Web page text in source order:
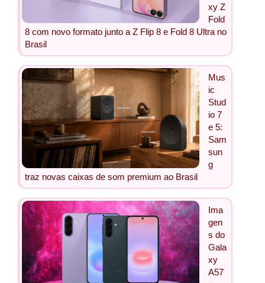
xy Z
Fold
8 com novo formato junto a Z Flip 8 e Fold 8 Ultra no
Brasil
Mus
ic
Stud
io 7
e 5:
Sam
sun
g
traz novas caixas de som premium ao Brasil
Ima
gen
s do
Gala
xy
A57